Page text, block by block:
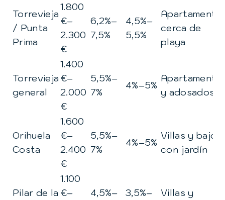
Torrevieja
/ Punta
Prima
1.800
€–
2.300
€
6,2%–
7,5%
4,5%–
5,5%
cerca de
playa
Torrevieja
general
1.400
€–
2.000
€
5,5%–
7%
4%–5%
y adosados
Orihuela
Costa
1.600
€–
2.400
€
5,5%–
7%
4%–5%
Villas y bajos
con jardín
Pilar de la
1.100
€–
4,5%–
3,5%–
Villas y